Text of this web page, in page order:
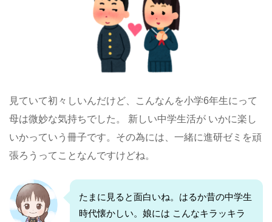
見ていて初々しいんだけど、こんなんを小学6年生にって
母は微妙な気持ちでした。 新しい中学生活が いかに楽し
いかっていう冊子です。その為には、一緒に進研ゼミを頑
張ろうってことなんですけどね。
たまに見ると面白いね。はるか昔の中学生
時代懐かしい。娘には こんなキラッキラ